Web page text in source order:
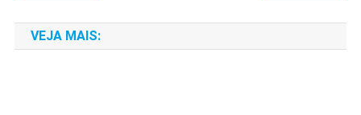
de
Post
VEJA MAIS: